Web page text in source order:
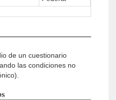
de un cuestionario
las condiciones no